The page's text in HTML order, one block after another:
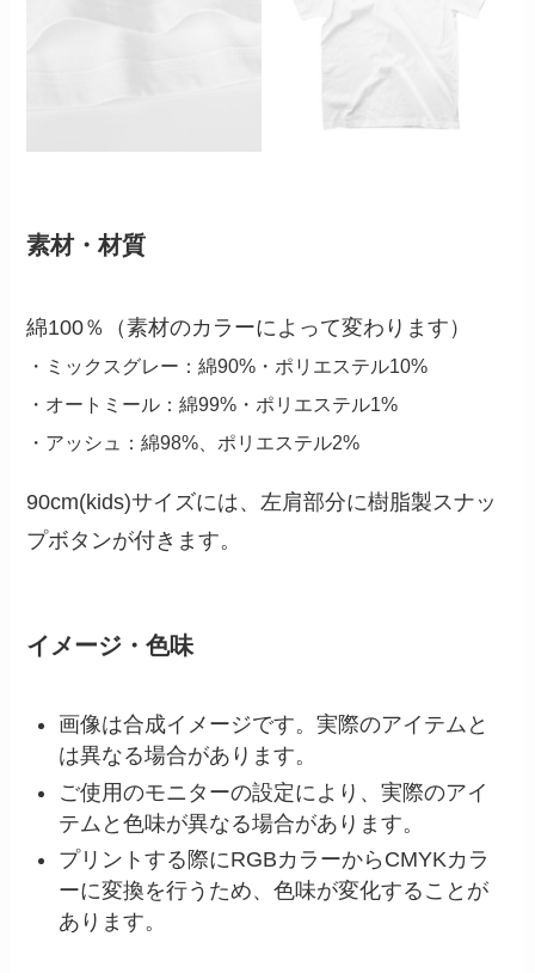
素材・材質
綿100％（素材のカラーによって変わります）
・ミックスグレー：綿90%・ポリエステル10%
・オートミール：綿99%・ポリエステル1%
・アッシュ：綿98%、ポリエステル2%
90cm(kids)サイズには、左肩部分に樹脂製スナッ
プボタンが付きます。
イメージ・色味
画像は合成イメージです。実際のアイテムと
は異なる場合があります。
ご使用のモニターの設定により、実際のアイ
テムと色味が異なる場合があります。
プリントする際にRGBカラーからCMYKカラ
ーに変換を行うため、色味が変化することが
あります。